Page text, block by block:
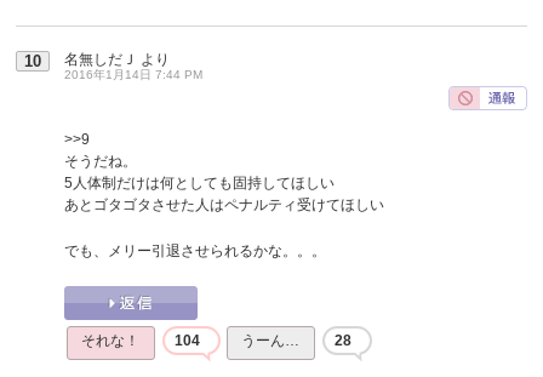
10 名無しだＪ より
2016年1月14日 7:44 PM
>>9
そうだね。
5人体制だけは何としても固持してほしい
あとゴタゴタさせた人はペナルティ受けてほしい
でも、メリー引退させられるかな。。。
それな！ 104 うーん… 28